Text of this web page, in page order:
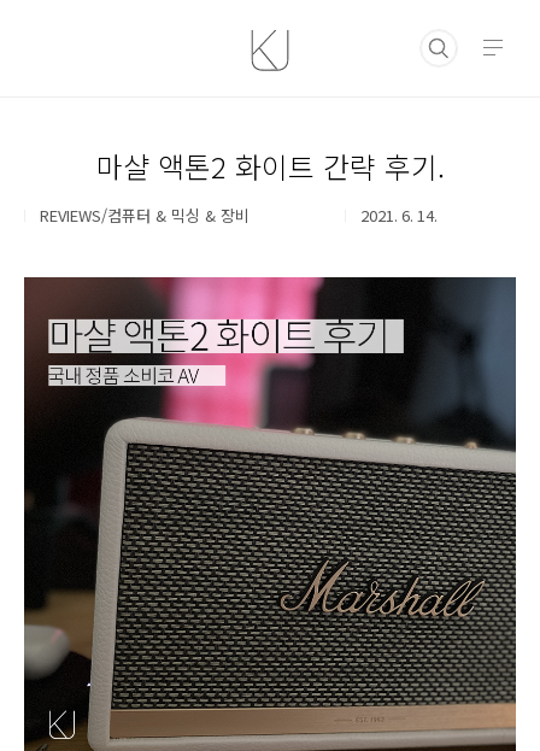
마샬 액톤2 화이트 간략 후기.
REVIEWS/컴퓨터 & 믹싱 & 장비 2021. 6. 14.